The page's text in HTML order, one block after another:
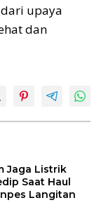
upaya
dan
Jaga Listrik
Saat Haul
Langitan